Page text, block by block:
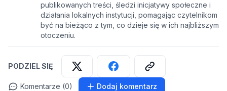
publikowanych treści, śledzi inicjatywy społeczne i
działania lokalnych instytucji, pomagając czytelnikom
być na bieżąco z tym, co dzieje się w ich najbliższym
otoczeniu.
PODZIEL SIĘ
Komentarze (0) Dodaj komentarz